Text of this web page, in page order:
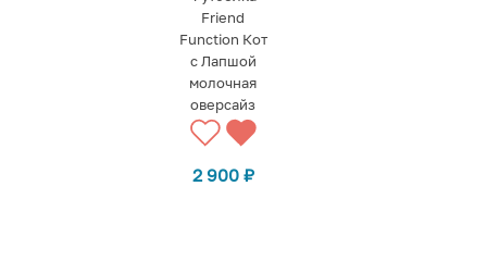
Friend
Function Кот
с Лапшой
молочная
оверсайз
2 900 ₽